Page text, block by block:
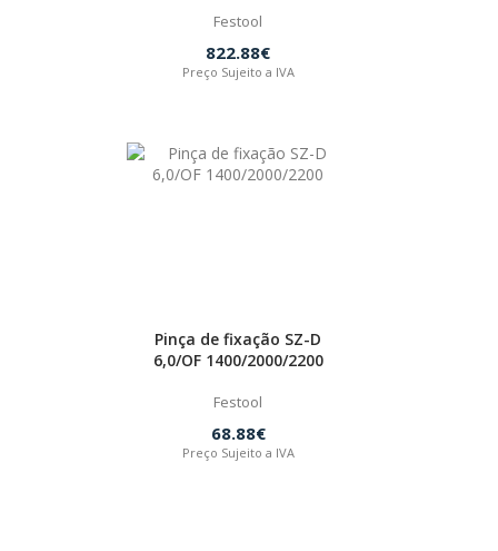
Festool
822.88€
Preço Sujeito a IVA
Pinça de fixação SZ-D
6,0/OF 1400/2000/2200
Festool
68.88€
Preço Sujeito a IVA